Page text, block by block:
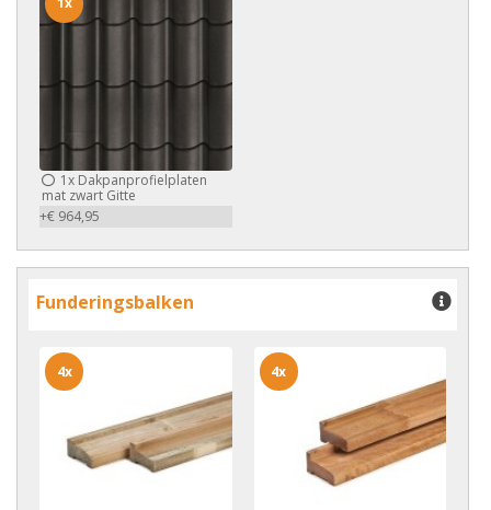
1x Dakpanprofielplaten
mat zwart Gitte
+€ 964,95
Funderingsbalken
4x 4x